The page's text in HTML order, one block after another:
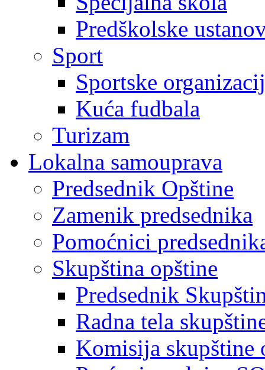
Predškolske
Sport
Sportske
Kuća fudbala
Turizam
Lokalna samouprava
Predsednik Opštine
Zamenik predsednika
Pomoćnici
Skupština opštine
Predsednik
Radna tela
Komisija skupštine